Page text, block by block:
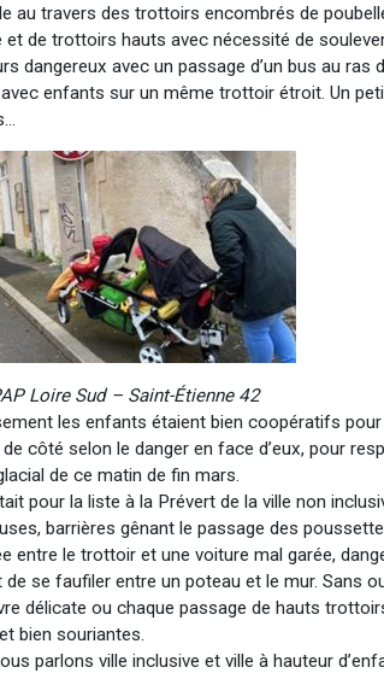
au travers des trottoirs encombrés de
et de trottoirs hauts avec nécessité de
dangereux avec un passage d’un bus au
enfants sur un même trottoir étroit. Un
Loire Sud – Saint-Étienne 42
les enfants étaient bien coopératifs
côté selon le danger en face d’eux, pour
de ce matin de fin mars.
pour la liste à la Prévert de la ville non
barrières gênant le passage des
entre le trottoir et une voiture mal garée,
se faufiler entre un poteau et le mur. Sans
délicate ou chaque passage de hauts
bien souriantes.
parlons ville inclusive et ville à hauteur